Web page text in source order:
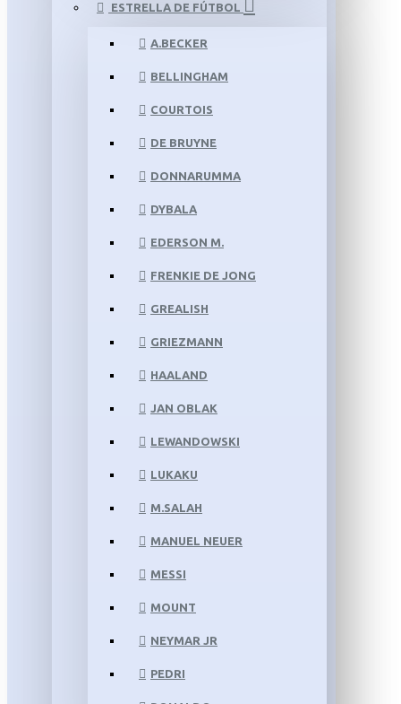
ESTRELLA DE FÚTBOL
A.BECKER
BELLINGHAM
COURTOIS
DE BRUYNE
DONNARUMMA
DYBALA
EDERSON M.
FRENKIE DE JONG
GREALISH
GRIEZMANN
HAALAND
JAN OBLAK
LEWANDOWSKI
LUKAKU
M.SALAH
MANUEL NEUER
MESSI
MOUNT
NEYMAR JR
PEDRI